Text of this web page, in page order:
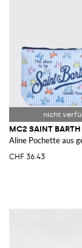
MC2 SAINT BARTH
Aline Pochette aus
CHF 36.43